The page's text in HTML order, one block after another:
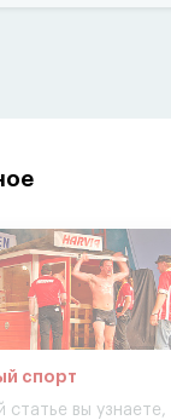
спорт
статье вы узнаете,